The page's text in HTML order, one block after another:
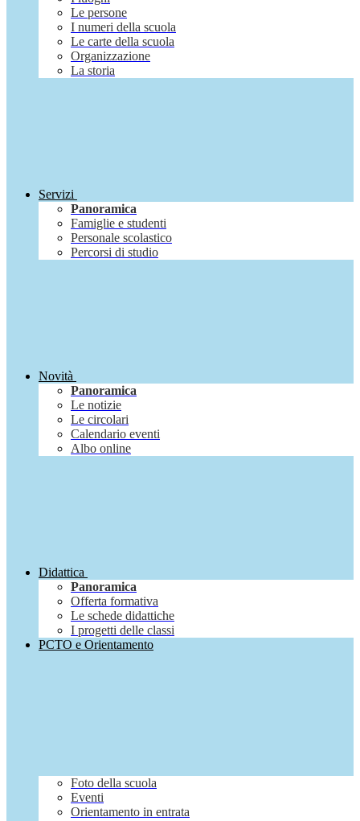
Le persone
I numeri della scuola
Le carte della scuola
Organizzazione
La storia
Servizi
Panoramica
Famiglie e studenti
Personale scolastico
Percorsi di studio
Novità
Panoramica
Le notizie
Le circolari
Calendario eventi
Albo online
Didattica
Panoramica
Offerta formativa
Le schede didattiche
I progetti delle classi
PCTO e Orientamento
Foto della scuola
Eventi
Orientamento in entrata